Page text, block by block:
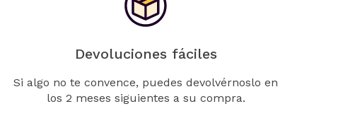
Devoluciones fáciles
Si algo no te convence, puedes devolvérnoslo en
los 2 meses siguientes a su compra.